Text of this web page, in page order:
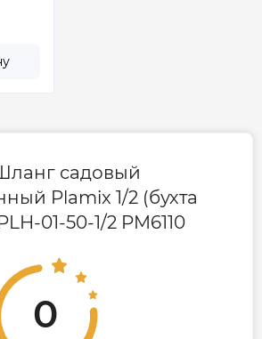
садовый
Plamix 1/2 (бухта
01-50-1/2 PM6110
0